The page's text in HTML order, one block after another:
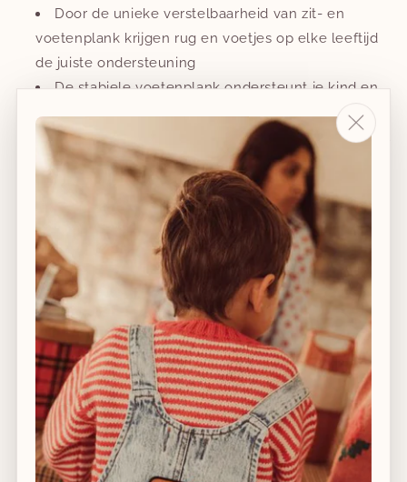
​Door de unieke verstelbaarheid van zit- en
voetenplank krijgen rug en voetjes op elke leeftijd
de juiste ondersteuning​
De stabiele voetenplank ondersteunt je kind en
De stevige constructie van Europees beukenhout
kan het gewicht van een volwassene (tot
136kg/300lbs) dragen.​
In kleuren die in elk interieur passen ​
Belangrijk informatie over ergonomie en gebruik van
de Tripp Trapp® stoel vind je hier.
Contacteer ons ivm de bestelling & de levertijd van de
Tripp trapp.